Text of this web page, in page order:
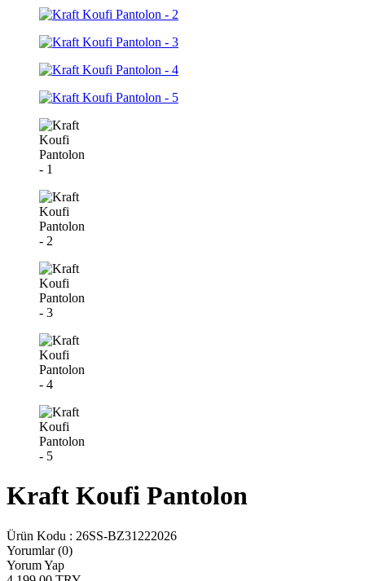
Kraft Koufi Pantolon
Ürün Kodu : 26SS-BZ31222026
Yorumlar (0)
Yorum Yap